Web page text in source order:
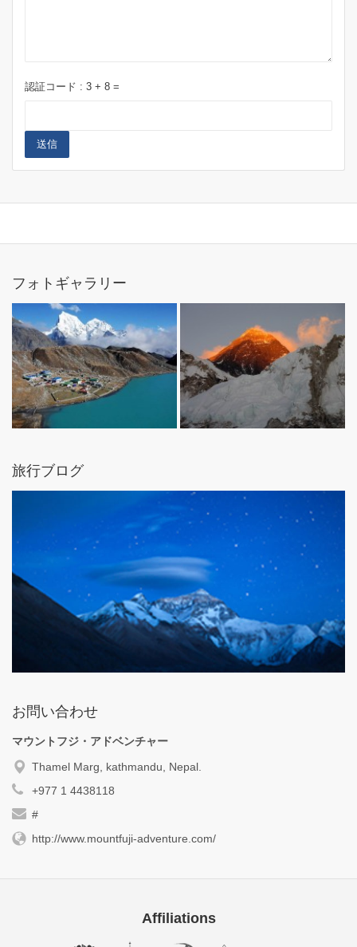
認証コード : 3 + 8 =
送信
フォトギャラリー
旅行ブログ
お問い合わせ
マウントフジ・アドベンチャー
Thamel Marg, kathmandu, Nepal.
+977 1 4438118
#
http://www.mountfuji-adventure.com/
Affiliations